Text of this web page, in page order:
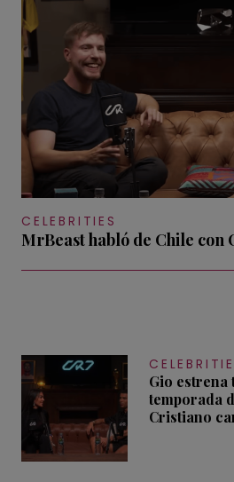
CELEBRITIES
MrBeast habló de Chile con
Gio estrena
temporada
Cristiano